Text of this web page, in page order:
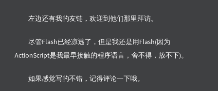
左边还有我的友链，欢迎到他们那里拜访。
尽管Flash已经凉透了，但是我还是用Flash(因为
ActionScript是我最早接触的程序语言，舍不得，放不下)。
如果感觉写的不错，记得评论一下哦。